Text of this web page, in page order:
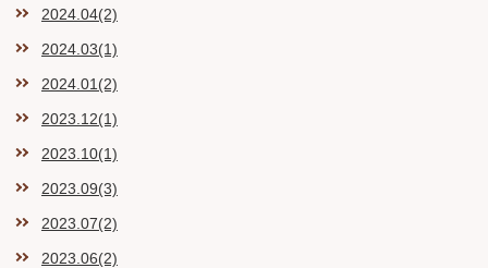
2024.04(2)
2024.03(1)
2024.01(2)
2023.12(1)
2023.10(1)
2023.09(3)
2023.07(2)
2023.06(2)